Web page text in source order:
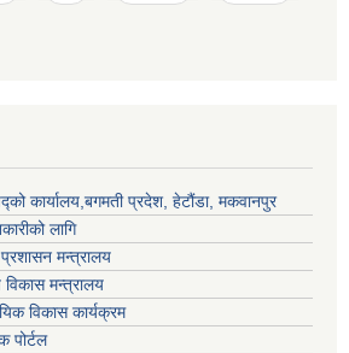
कार्यालय,बगमती प्रदेश, हेटौंडा, मकवानपुर
लागि
प्रशासन मन्त्रालय
विकास मन्त्रालय
विकास कार्यक्रम
पोर्टल